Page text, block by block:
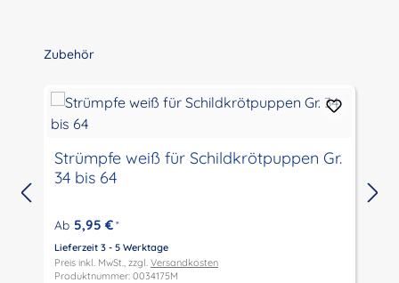
Produktgalerie überspringen
Zubehör
Strümpfe weiß für Schildkrötpuppen Gr.
34 bis 64
Ab 5,95 € *
Lieferzeit 3 - 5 Werktage
Preis inkl. MwSt., zzgl. Versandkosten
Produktnummer: 0034175M